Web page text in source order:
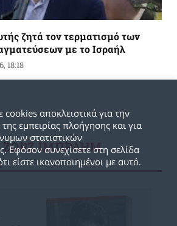
ζητά τον τερματισμό των
με το Ισραήλ
18:18
ΙΜΠΡΑΗΜ
αποκλειστικά για την
εμπειρίας πλοήγησης και για
στατιστικών
Εφόσον συνεχίσετε στη σελίδα
είστε ικανοποιημένοι με αυτό.